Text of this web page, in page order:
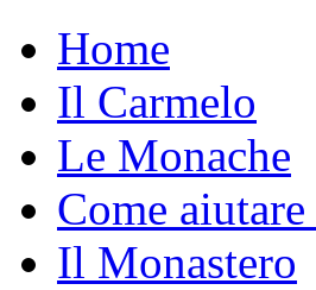
Home
Il Carmelo
Le Monache
Come
Il Monastero